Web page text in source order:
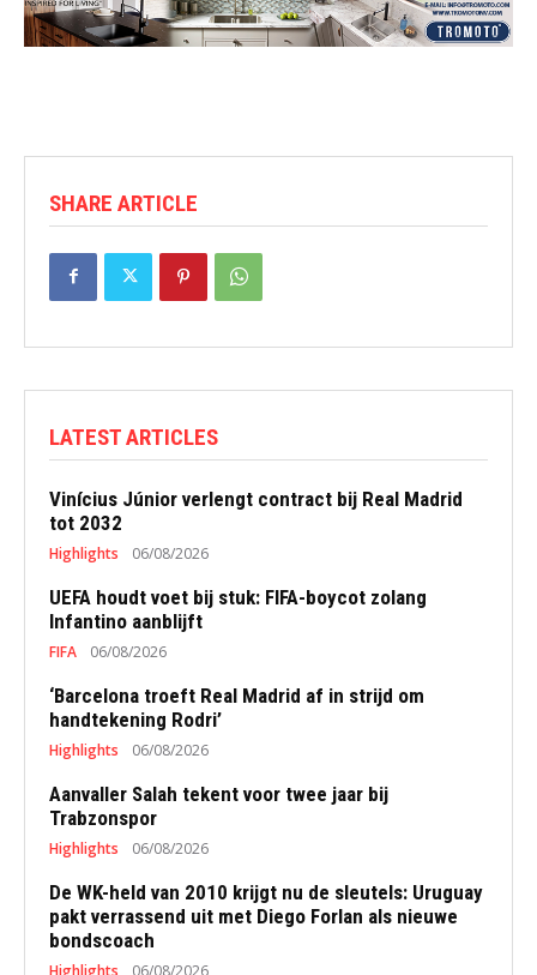
SHARE ARTICLE
LATEST ARTICLES
Vinícius Júnior verlengt contract bij Real Madrid
tot 2032
Highlights 06/08/2026
UEFA houdt voet bij stuk: FIFA-boycot zolang
Infantino aanblijft
FIFA 06/08/2026
‘Barcelona troeft Real Madrid af in strijd om
handtekening Rodri’
Highlights 06/08/2026
Aanvaller Salah tekent voor twee jaar bij
Trabzonspor
Highlights 06/08/2026
De WK-held van 2010 krijgt nu de sleutels: Uruguay
pakt verrassend uit met Diego Forlan als nieuwe
bondscoach
Highlights 06/08/2026